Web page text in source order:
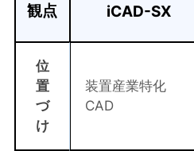
観点 iCAD-SX
位
置
づ
け
装置産業特化
CAD